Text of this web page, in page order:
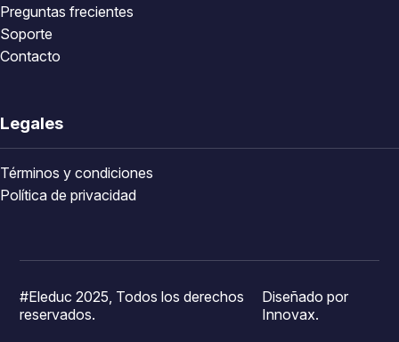
Preguntas frecientes
Soporte
Contacto
Legales
Términos y condiciones
Política de privacidad
#Eleduc 2025, Todos los derechos
reservados.
Diseñado por
Innovax.